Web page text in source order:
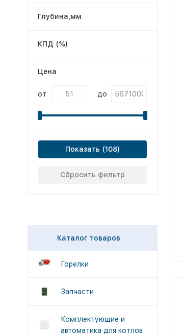
Глубина,мм
КПД (%)
Цена
от до
Показать
Сбросить фильтр
Каталог товаров
Горелки
Запчасти
Комплектующие и
автоматика для котлов